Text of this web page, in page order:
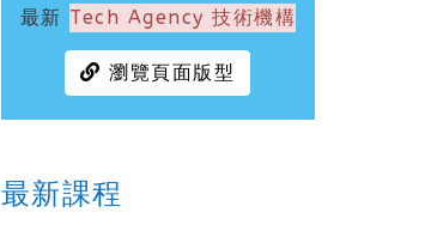
最新 Tech Agency 技術機構
瀏覽頁面版型
最新課程